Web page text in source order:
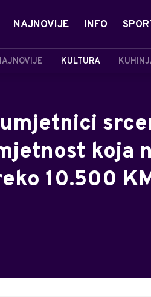
NAJNOVIJE INFO
KULTURA
koja
10.500